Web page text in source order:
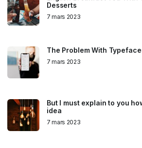
Desserts
7 mars 2023
The Problem With
7 mars 2023
But I must explain to you
idea
7 mars 2023